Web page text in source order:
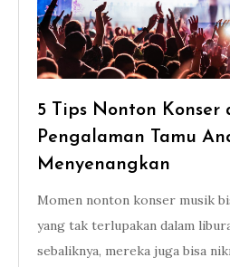
5 Tips Nonton Konser
Pengalaman Tamu
Menyenangkan
Momen nonton konser musik
yang tak terlupakan dalam
sebaliknya, mereka juga bisa